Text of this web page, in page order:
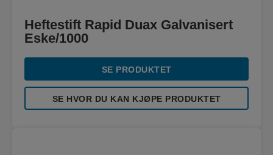
Heftestift Rapid Duax Galvanisert
Eske/1000
SE PRODUKTET
SE HVOR DU KAN KJØPE PRODUKTET